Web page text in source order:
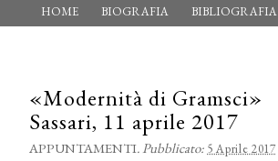
HOME BIOGRAFIA BIBLIOGRAFIA
«Modernità di Gramsci»
Sassari, 11 aprile 2017
APPUNTAMENTI.Pubblicato: 5 Aprile 2017